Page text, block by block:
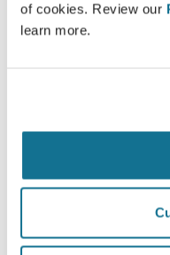
of cookies. Review our
learn more.